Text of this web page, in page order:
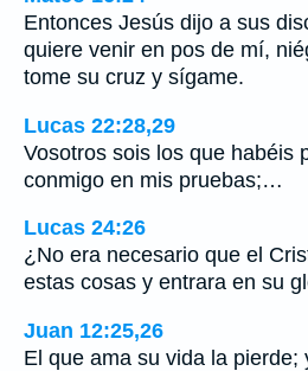
Entonces Jesús dijo a sus
quiere venir en pos de mí,
tome su cruz y sígame.
Lucas 22:28,29
Vosotros sois los que habéis
conmigo en mis pruebas;…
Lucas 24:26
¿No era necesario que el
estas cosas y entrara en su
Juan 12:25,26
El que ama su vida la pierde;